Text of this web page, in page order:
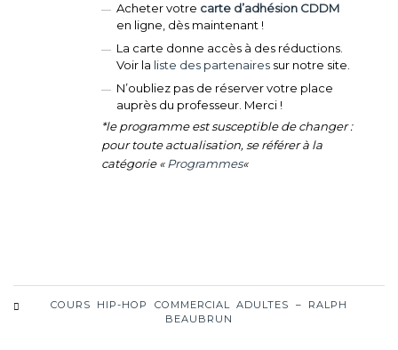
Acheter votre carte d’adhésion CDDM
en ligne, dès maintenant !
La carte donne accès à des réductions.
Voir la liste des partenairessur notre site.
N’oubliez pas de réserver votre place
auprès du professeur. Merci !
*le programme est susceptible de changer :
pour toute actualisation, se référer à la
catégorie «Programmes«
COURS HIP-HOP COMMERCIAL ADULTES – RALPH
BEAUBRUN